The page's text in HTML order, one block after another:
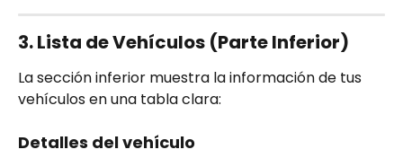
3. Lista de Vehículos (Parte Inferior)
La sección inferior muestra la información de tus
vehículos en una tabla clara:
Detalles del vehículo